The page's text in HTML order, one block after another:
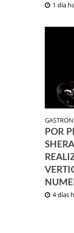
1 día
POR
4 días